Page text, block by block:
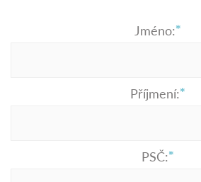
Jméno:
Příjmení:
PSČ: